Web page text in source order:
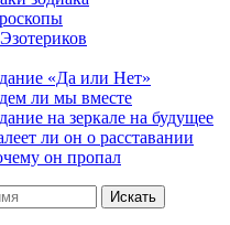
«Да или Нет»
ли мы вместе
на зеркале на будущее
ли он о расставании
он пропал